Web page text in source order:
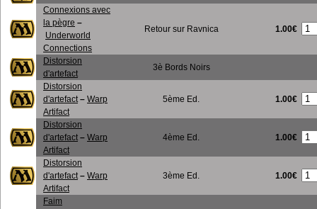
Connexions avec
la pègre –
Underworld
Connections
Retour sur Ravnica 1.00€
Distorsion
d'artefact
3è Bords Noirs
Distorsion
d'artefact – Warp
Artifact
5ème Ed. 1.00€
Distorsion
d'artefact – Warp
Artifact
4ème Ed. 1.00€
Distorsion
d'artefact – Warp
Artifact
3ème Ed. 1.00€
Faim